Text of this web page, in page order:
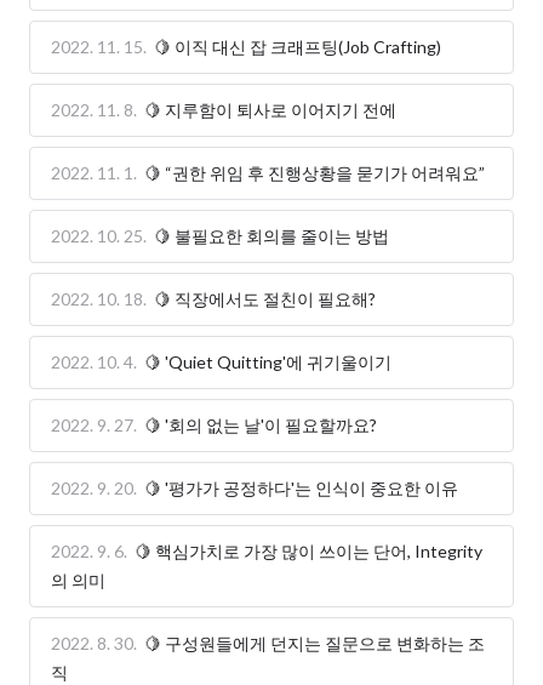
2022. 11. 15. 🍋 이직 대신 잡 크래프팅(Job Crafting)
2022. 11. 8. 🍋 지루함이 퇴사로 이어지기 전에
2022. 11. 1. 🍋 “권한 위임 후 진행상황을 묻기가 어려워요”
2022. 10. 25. 🍋 불필요한 회의를 줄이는 방법
2022. 10. 18. 🍋 직장에서도 절친이 필요해?
2022. 10. 4. 🍋 'Quiet Quitting'에 귀기울이기
2022. 9. 27. 🍋 '회의 없는 날'이 필요할까요?
2022. 9. 20. 🍋 '평가가 공정하다'는 인식이 중요한 이유
2022. 9. 6. 🍋 핵심가치로 가장 많이 쓰이는 단어, Integrity
의 의미
2022. 8. 30. 🍋 구성원들에게 던지는 질문으로 변화하는 조
직